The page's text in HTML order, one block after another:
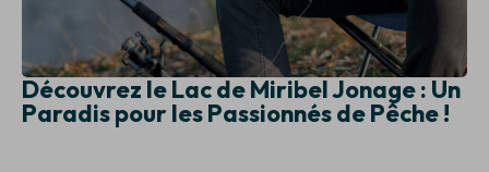
Découvrez le Lac de Miribel Jonage : Un
Paradis pour les Passionnés de Pêche !